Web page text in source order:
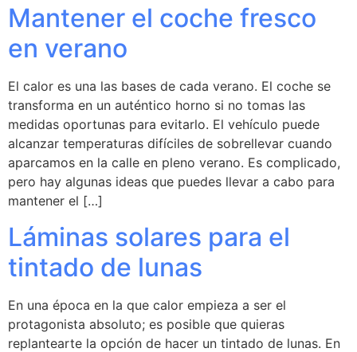
Mantener el coche fresco
en verano
El calor es una las bases de cada verano. El coche se
transforma en un auténtico horno si no tomas las
medidas oportunas para evitarlo. El vehículo puede
alcanzar temperaturas difíciles de sobrellevar cuando
aparcamos en la calle en pleno verano. Es complicado,
pero hay algunas ideas que puedes llevar a cabo para
mantener el […]
Láminas solares para el
tintado de lunas
En una época en la que calor empieza a ser el
protagonista absoluto; es posible que quieras
replantearte la opción de hacer un tintado de lunas. En